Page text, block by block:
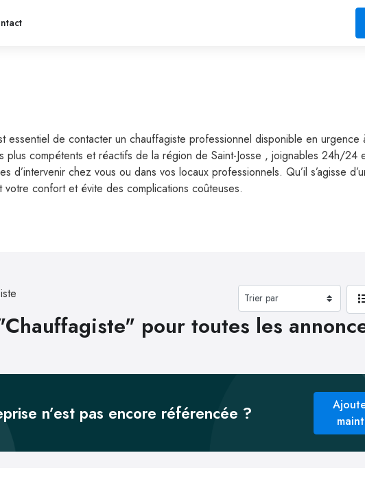
de contacter un chauffagiste professionnel disponible en urgence
plus compétents et réactifs de la région de Saint-Josse , joignables 24h/24
chez vous ou dans vos locaux professionnels. Qu’il s’agisse
votre confort et évite des complications coûteuses.
pour toutes les
n’est pas encore référencée ?